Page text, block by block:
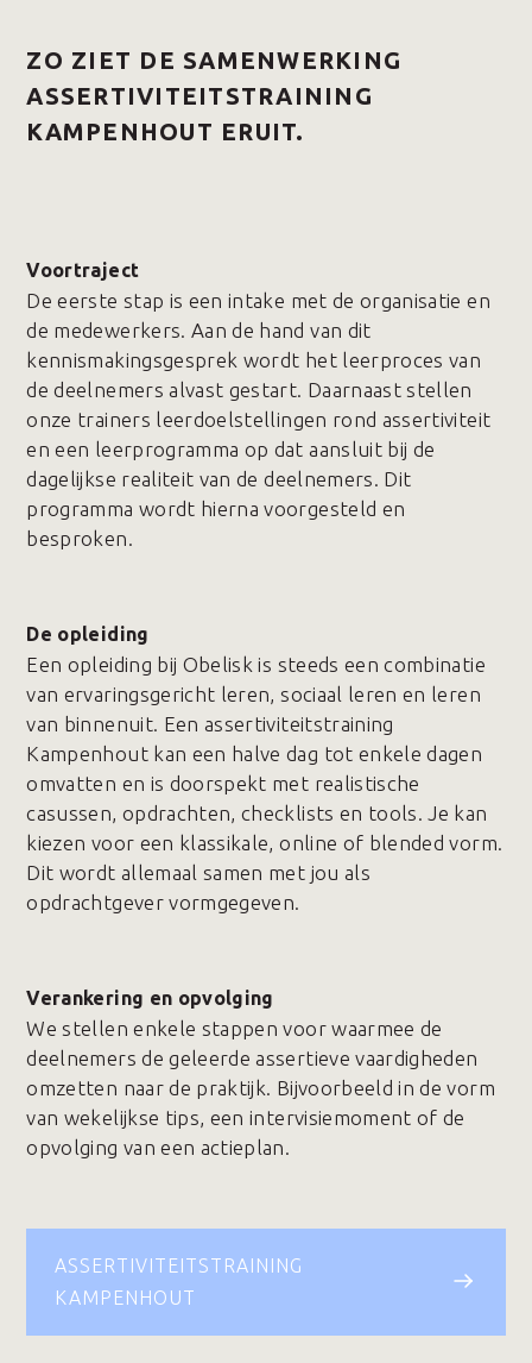
ZO ZIET DE SAMENWERKING
ASSERTIVITEITSTRAINING
KAMPENHOUT ERUIT.
Voortraject
De eerste stap is een intake met de organisatie en
de medewerkers. Aan de hand van dit
kennismakingsgesprek wordt het leerproces van
de deelnemers alvast gestart. Daarnaast stellen
onze trainers leerdoelstellingen rond assertiviteit
en een leerprogramma op dat aansluit bij de
dagelijkse realiteit van de deelnemers. Dit
programma wordt hierna voorgesteld en
besproken.
De opleiding
Een opleiding bij Obelisk is steeds een combinatie
van ervaringsgericht leren, sociaal leren en leren
van binnenuit. Een assertiviteitstraining
Kampenhout kan een halve dag tot enkele dagen
omvatten en is doorspekt met realistische
casussen, opdrachten, checklists en tools. Je kan
kiezen voor een klassikale, online of blended vorm.
Dit wordt allemaal samen met jou als
opdrachtgever vormgegeven.
Verankering en opvolging
We stellen enkele stappen voor waarmee de
deelnemers de geleerde assertieve vaardigheden
omzetten naar de praktijk. Bijvoorbeeld in de vorm
van wekelijkse tips, een intervisiemoment of de
opvolging van een actieplan.
ASSERTIVITEITSTRAINING
KAMPENHOUT